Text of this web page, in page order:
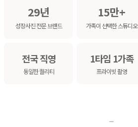
29년
성장사진 전문 브랜드
15만+
가족이 선택한 스튜디오
전국 직영
동일한 퀄리티
1타임 1가족
프라이빗 촬영
ㅡ